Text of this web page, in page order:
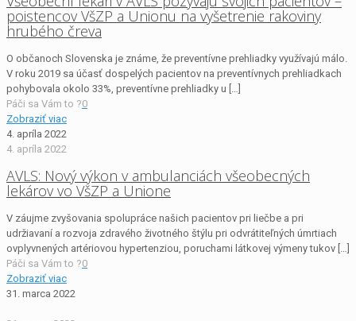
poistencov VšZP a Unionu na vyšetrenie rakoviny
hrubého čreva
O občanoch Slovenska je známe, že preventívne prehliadky využívajú málo.
V roku 2019 sa účasť dospelých pacientov na preventívnych prehliadkach
pohybovala okolo 33%, preventívne prehliadky u […]
Páči sa Vám to ?0
Zobraziť viac
4. apríla 2022
4. apríla 2022
AVLS: Nový výkon v ambulanciách všeobecných
lekárov vo VšZP a Unione
V záujme zvyšovania spolupráce našich pacientov pri liečbe a pri
udržiavaní a rozvoja zdravého životného štýlu pri odvrátiteľných úmrtiach
ovplyvnených artériovou hypertenziou, poruchami látkovej výmeny tukov […]
Páči sa Vám to ?0
Zobraziť viac
31. marca 2022